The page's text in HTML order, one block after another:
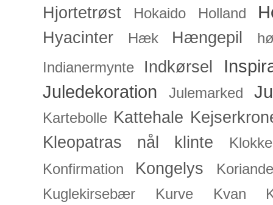
Hjortetrøst Hokaido Holland
Hyacinter Hæk Hængepil
Indianermynte
Indkørsel
Juledekoration
Julemarked
Kartebolle Kattehale
Kleopatras nål
klinte
Konfirmation
Kongelys
Kuglekirsebær
Kurve Kvan